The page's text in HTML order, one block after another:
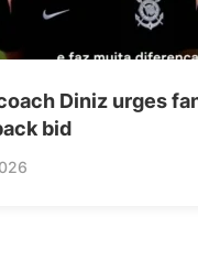
Diniz urges
bid